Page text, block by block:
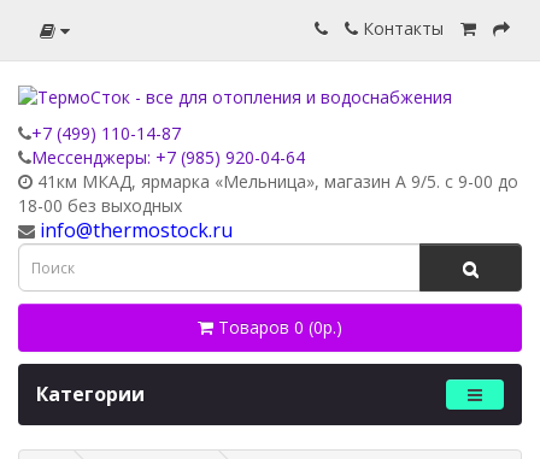
Контакты
+7 (499) 110-14-87
Мессенджеры: +7 (985) 920-04-64
41км МКАД, ярмарка «Мельница», магазин А 9/5. с 9-00 до
18-00 без выходных
info@thermostock.ru
Товаров 0 (0р.)
Категории